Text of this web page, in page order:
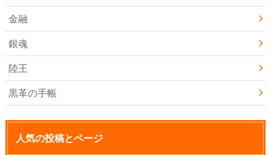
金融
銀魂
陸王
黒革の手帳
人気の投稿とページ